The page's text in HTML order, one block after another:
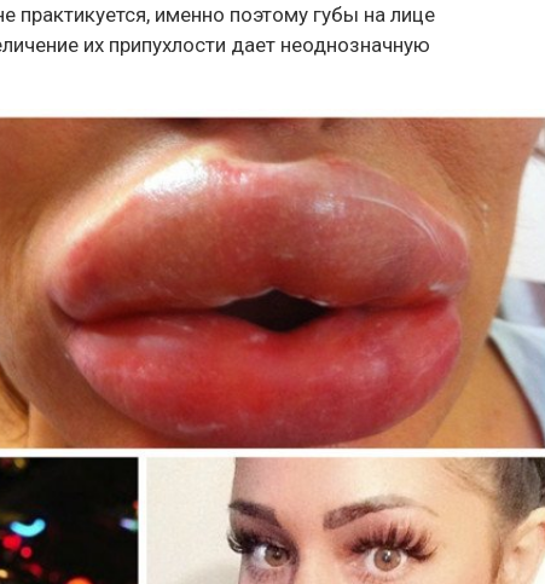
именно поэтому губы на лице
их припухлости дает неоднозначную